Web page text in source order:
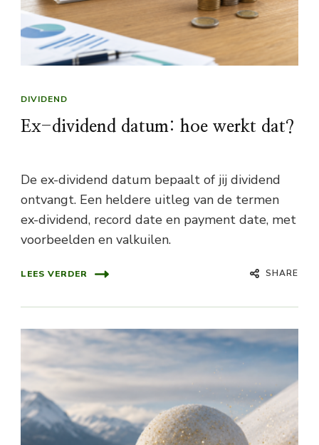
DIVIDEND
Ex-dividend datum: hoe werkt dat?
De ex-dividend datum bepaalt of jij dividend
ontvangt. Een heldere uitleg van de termen
ex-dividend, record date en payment date, met
voorbeelden en valkuilen.
LEES VERDER SHARE